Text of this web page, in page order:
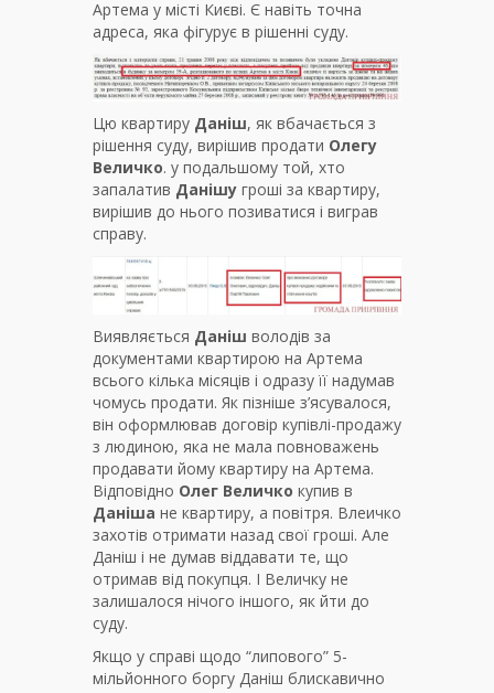
Артема у місті Києві. Є навіть точна
адреса, яка фігурує в рішенні суду.
Цю квартиру Даніш, як вбачається з
рішення суду, вирішив продати Олегу
Величко. у подальшому той, хто
запалатив Данішу гроші за квартиру,
вирішив до нього позиватися і виграв
справу.
Виявляється Даніш володів за
документами квартирою на Артема
всього кілька місяців і одразу її надумав
чомусь продати. Як пізніше з’ясувалося,
він оформлював договір купівлі-продажу
з людиною, яка не мала повноважень
продавати йому квартиру на Артема.
Відповідно Олег Величко купив в
Даніша не квартиру, а повітря. Влеичко
захотів отримати назад свої гроші. Але
Даніш і не думав віддавати те, що
отримав від покупця. І Величку не
залишалося нічого іншого, як йти до
суду.
Якщо у справі щодо “липового” 5-
мільйонного боргу Даніш блискавично